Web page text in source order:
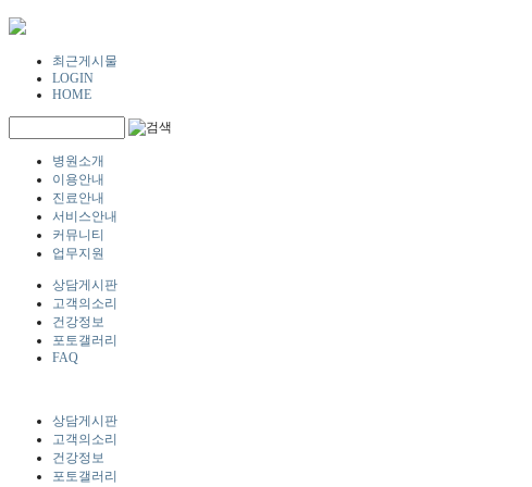
최근게시물
LOGIN
HOME
병원소개
이용안내
진료안내
서비스안내
커뮤니티
업무지원
상담게시판
고객의소리
건강정보
포토갤러리
FAQ
상담게시판
고객의소리
건강정보
포토갤러리